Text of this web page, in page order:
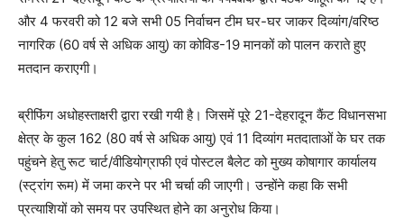
और 4 फरवरी को 12 बजे सभी 05 निर्वाचन टीम घर-घर जाकर दिव्यांग/वरिष्ठ
नागरिक (60 वर्ष से अधिक आयु) का कोविड-19 मानकों को पालन कराते हुए
मतदान कराएगी।
ब्रीफिंग अधोहस्ताक्षरी द्वारा रखी गयी है। जिसमें पूरे 21-देहरादून कैंट विधानसभा
क्षेत्र के कुल 162 (80 वर्ष से अधिक आयु) एवं 11 दिव्यांग मतदाताओं के घर तक
पहुंचने हेतु रूट चार्ट/वीडियोग्राफी एवं पोस्टल बैलेट को मुख्य कोषागार कार्यालय
(स्ट्रांग रूम) में जमा करने पर भी चर्चा की जाएगी। उन्होंने कहा कि सभी
प्रत्याशियों को समय पर उपस्थित होने का अनुरोध किया।